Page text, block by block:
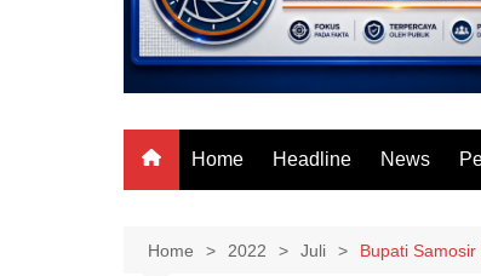
Home Headline News
Home 2022 Juli Bupati